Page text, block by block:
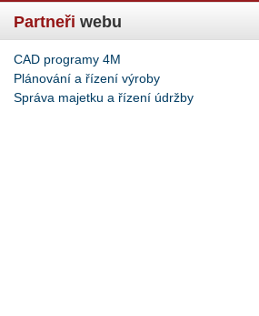
Partneři webu
CAD programy 4M
Plánování a řízení výroby
Správa majetku a řízení údržby